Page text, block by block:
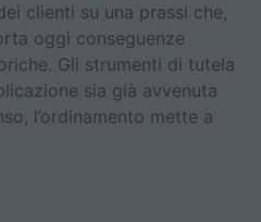
clienti su una prassi che,
oggi conseguenze
Gli strumenti di tutela
sia già avvenuta
l’ordinamento mette a